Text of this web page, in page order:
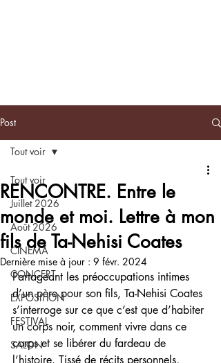
Post
Tout voir
Juillet 2026
Août 2026
CINEMA
CONCERT
EXPOSITION
FESTIVAL
SALON
Tout voir
RENCONTRE. Entre le
monde et moi. Lettre à mon
fils de Ta-Nehisi Coates
Dernière mise à jour : 9 févr. 2024
Partageant les préoccupations intimes
d’un père pour son fils, Ta-Nehisi Coates
s’interroge sur ce que c’est que d’habiter
un corps noir, comment vivre dans ce
corps et se libérer du fardeau de
l’histoire. Tissé de récits personnels,